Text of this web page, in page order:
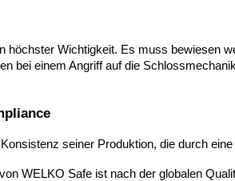
höchster Wichtigkeit. Es muss bewiesen
bei einem Angriff auf die
seiner Produktion, die durch eine
WELKO Safe ist nach der globalen